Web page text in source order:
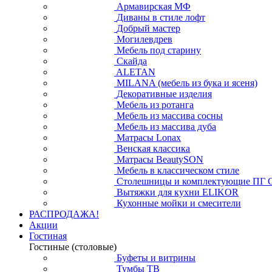
Армавирская МФ
Диваны в стиле лофт
Добрый мастер
Могилевдрев
Мебель под старину
Скайда
ALETAN
MILANA (мебель из бука и ясеня)
Декоративные изделия
Мебель из ротанга
Мебель из массива сосны
Мебель из массива дуба
Матрасы Lonax
Венская классика
Матрасы BeautySON
Мебель в классическом стиле
Столешницы и комплектующие ПГ
Вытяжки для кухни ELIKOR
Кухонные мойки и смесители
РАСПРОДАЖА!
Акции
Гостиная
Гостиные (столовые)
Буфеты и витрины
Тумбы ТВ